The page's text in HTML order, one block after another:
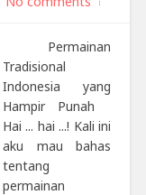
Permainan
Tradisional
Indonesia yang
Hampir Punah
Hai ... hai ...! Kali ini
aku mau bahas
tentang
permainan